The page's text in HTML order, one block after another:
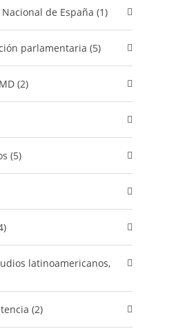
Nacional de España (1)
parlamentaria (5)
(2)
(5)
(2)